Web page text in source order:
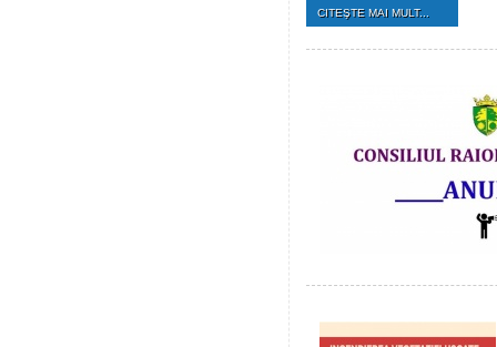
CITEŞTE MAI MULT...